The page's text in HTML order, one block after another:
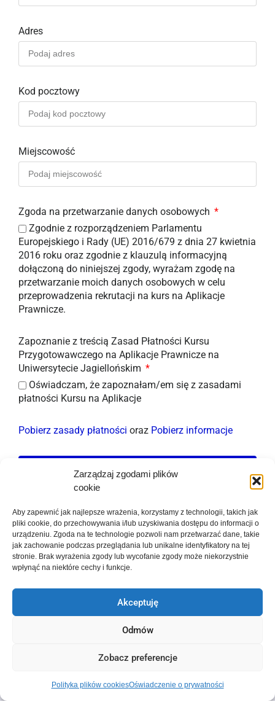
Zarządzaj zgodami plików
cookie
Aby zapewnić jak najlepsze wrażenia, korzystamy z technologii, takich jak
pliki cookie, do przechowywania i/lub uzyskiwania dostępu do informacji o
urządzeniu. Zgoda na te technologie pozwoli nam przetwarzać dane, takie
jak zachowanie podczas przeglądania lub unikalne identyfikatory na tej
stronie. Brak wyrażenia zgody lub wycofanie zgody może niekorzystnie
wpłynąć na niektóre cechy i funkcje.
Akceptuję
Odmów
Zobacz preferencje
Polityka plików cookiesOświadczenie o prywatności
Adres
Kod pocztowy
Miejscowość
Zgoda na przetwarzanie danych osobowych
Zgodnie z rozporządzeniem Parlamentu
Europejskiego i Rady (UE) 2016/679 z dnia 27 kwietnia
2016 roku oraz zgodnie z klauzulą informacyjną
dołączoną do niniejszej zgody, wyrażam zgodę na
przetwarzanie moich danych osobowych w celu
przeprowadzenia rekrutacji na kurs na Aplikacje
Prawnicze.
Zapoznanie z treścią Zasad Płatności Kursu
Przygotowawczego na Aplikacje Prawnicze na
Uniwersytecie Jagiellońskim
Oświadczam, że zapoznałam/em się z zasadami
płatności Kursu na Aplikacje
Pobierz zasady płatności oraz Pobierz informacje
Wyślij swoje zgłoszenie
Krakowie